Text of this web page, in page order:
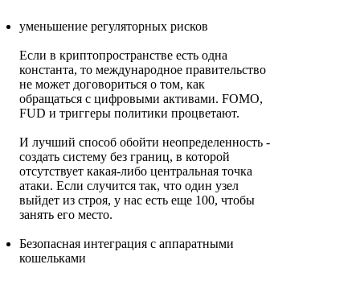
уменьшение регуляторных рисков
Если в криптопространстве есть одна
константа, то международное правительство
не может договориться о том, как
обращаться с цифровыми активами. FOMO,
FUD и триггеры политики процветают.
И лучший способ обойти неопределенность -
создать систему без границ, в которой
отсутствует какая-либо центральная точка
атаки. Если случится так, что один узел
выйдет из строя, у нас есть еще 100, чтобы
занять его место.
Безопасная интеграция с аппаратными
кошельками